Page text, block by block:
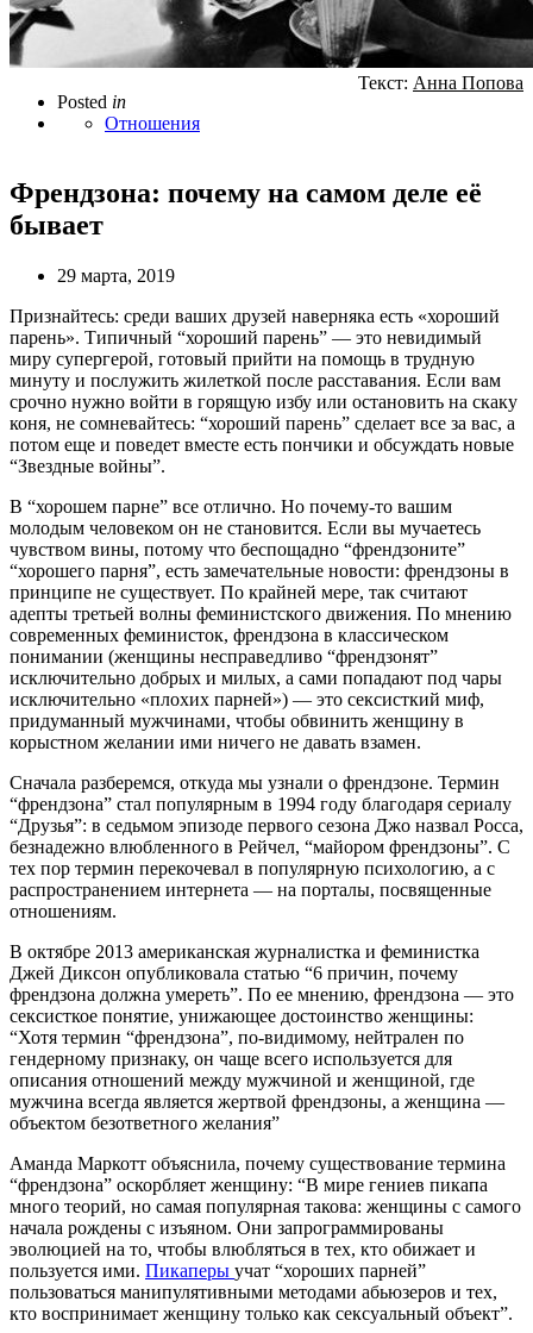
Posted in
Отношения
Текст: Анна Попова
Френдзона: почему на самом деле её
бывает
29 марта, 2019
Признайтесь: среди ваших друзей наверняка есть «хороший
парень». Типичный “хороший парень” — это невидимый
миру супергерой, готовый прийти на помощь в трудную
минуту и послужить жилеткой после расставания. Если вам
срочно нужно войти в горящую избу или остановить на скаку
коня, не сомневайтесь: “хороший парень” сделает все за вас, а
потом еще и поведет вместе есть пончики и обсуждать новые
“Звездные войны”.
В “хорошем парне” все отлично. Но почему-то вашим
молодым человеком он не становится. Если вы мучаетесь
чувством вины, потому что беспощадно “френдзоните”
“хорошего парня”, есть замечательные новости: френдзоны в
принципе не существует. По крайней мере, так считают
адепты третьей волны феминистского движения. По мнению
современных феминисток, френдзона в классическом
понимании (женщины несправедливо “френдзонят”
исключительно добрых и милых, а сами попадают под чары
исключительно «плохих парней») — это сексисткий миф,
придуманный мужчинами, чтобы обвинить женщину в
корыстном желании ими ничего не давать взамен.
Сначала разберемся, откуда мы узнали о френдзоне. Термин
“френдзона” стал популярным в 1994 году благодаря сериалу
“Друзья”: в седьмом эпизоде первого сезона Джо назвал Росса,
безнадежно влюбленного в Рейчел, “майором френдзоны”. С
тех пор термин перекочевал в популярную психологию, а с
распространением интернета — на порталы, посвященные
отношениям.
В октябре 2013 американская журналистка и феминистка
Джей Диксон опубликовала статью “6 причин, почему
френдзона должна умереть”. По ее мнению, френдзона — это
сексисткое понятие, унижающее достоинство женщины:
“Хотя термин “френдзона”, по-видимому, нейтрален по
гендерному признаку, он чаще всего используется для
описания отношений между мужчиной и женщиной, где
мужчина всегда является жертвой френдзоны, а женщина —
объектом безответного желания”
Аманда Маркотт объяснила, почему существование термина
“френдзона” оскорбляет женщину: “В мире гениев пикапа
много теорий, но самая популярная такова: женщины с самого
начала рождены с изъяном. Они запрограммированы
эволюцией на то, чтобы влюбляться в тех, кто обижает и
пользуется ими. Пикаперы учат “хороших парней”
пользоваться манипулятивными методами абьюзеров и тех,
кто воспринимает женщину только как сексуальный объект”.